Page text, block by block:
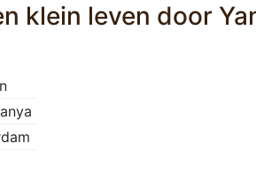
klein leven door